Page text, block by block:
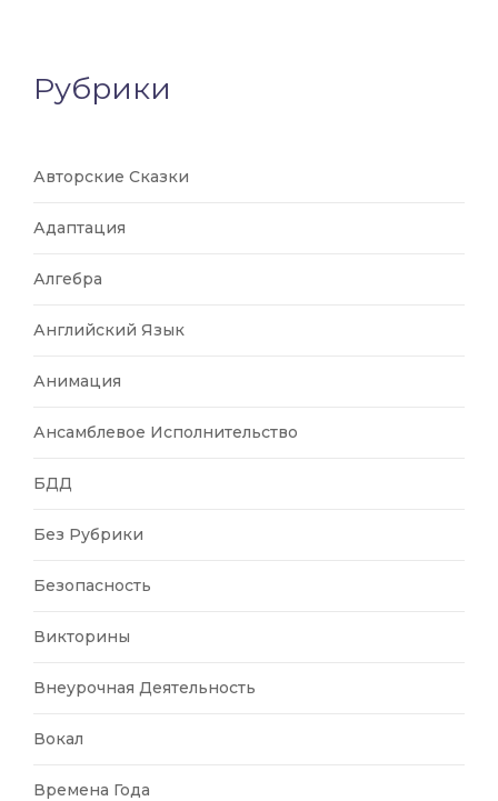
Рубрики
Авторские Сказки
Адаптация
Алгебра
Английский Язык
Анимация
Ансамблевое Исполнительство
БДД
Без Рубрики
Безопасность
Викторины
Внеурочная Деятельность
Вокал
Времена Года